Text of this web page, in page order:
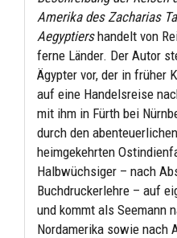
Amerika des Zacharias
Aegyptiershandelt von
ferne Länder. Der Autor
Ägypter vor, der in früher
auf eine Handelsreise
mit ihm in Fürth bei
durch den
heimgekehrten
Halbwüchsiger – nach
Buchdruckerlehre – auf
und kommt als Seemann
Nordamerika sowie nach